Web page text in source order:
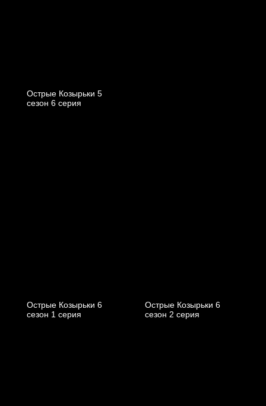
Острые Козырьки 5
cезон 6 cерия
Острые Козырьки 6
cезон 1 cерия
Острые Козырьки 6
cезон 2 cерия